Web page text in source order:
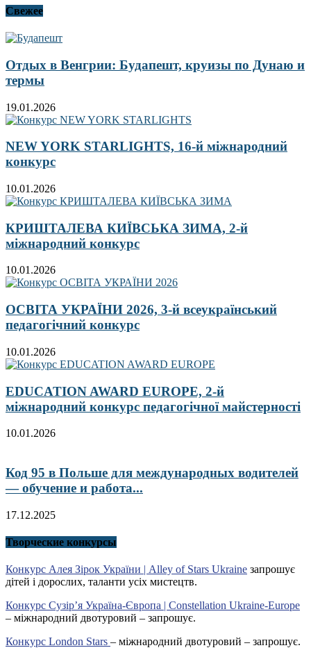
Свежее
Отдых в Венгрии: Будапешт, круизы по Дунаю и
термы
19.01.2026
NEW YORK STARLIGHTS, 16-й міжнародний
конкурс
10.01.2026
КРИШТАЛЕВА КИЇВСЬКА ЗИМА, 2-й
міжнародний конкурс
10.01.2026
ОСВІТА УКРАЇНИ 2026, 3-й всеукраїнський
педагогічний конкурс
10.01.2026
EDUCATION AWARD EUROPE, 2-й
міжнародний конкурс педагогічної майстерності
10.01.2026
Код 95 в Польше для международных водителей
— обучение и работа...
17.12.2025
Творческие конкурсы
Конкурс Алея Зірок України | Alley of Stars Ukraine запрошує
дітей і дорослих, таланти усіх мистецтв.
Конкурс Сузір’я Україна-Європа | Constellation Ukraine-Europe
– міжнародний двотуровий – запрошує.
Конкурс London Stars – міжнародний двотуровий – запрошує.